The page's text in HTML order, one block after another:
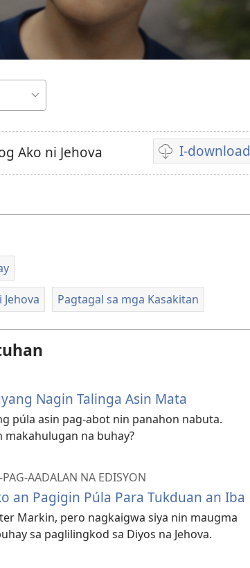
Ako ni Jehova I-download
Mga
opsiyon
pag-
Pagtagal sa mga Kasakitan
Nagin Talinga Asin Mata
púla asin pag-abot nin panahon nabuta.
makahulugan na buhay?
AADALAN NA EDISYON
an Pagigin Púla Para Tukduan an Iba
Markin, pero nagkaigwa siya nin maugma
sa paglilingkod sa Diyos na Jehova.